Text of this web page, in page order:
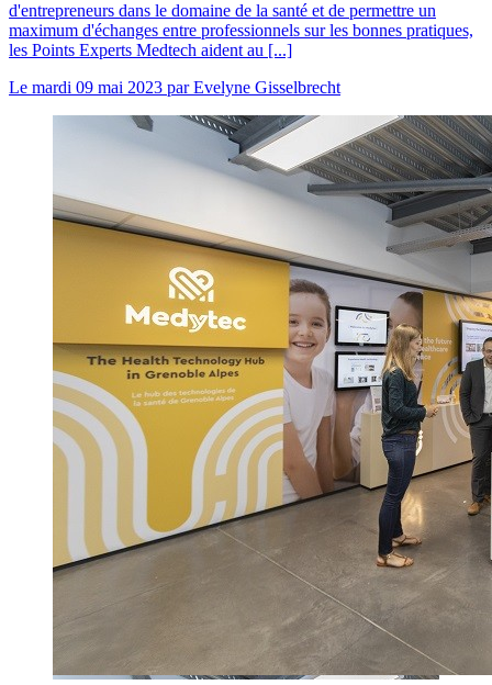
d'entrepreneurs dans le domaine de la santé et de permettre un
maximum d'échanges entre professionnels sur les bonnes pratiques,
les Points Experts Medtech aident au [...]
Le mardi 09 mai 2023 parEvelyne Gisselbrecht